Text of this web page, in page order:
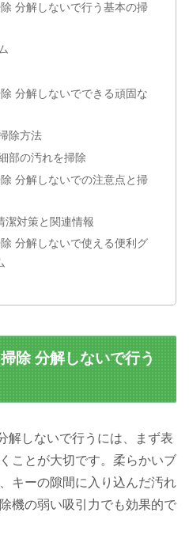
分解しないで行う基本の掃
分解しないでできる頑固な
除方法
部の汚れを掃除
分解しないでの注意点と掃
潔対策と関連情報
分解しないで使える便利グ
除 分解しないで行う
解しないで行うには、まず表
ことが大切です。柔らかいブ
キーの隙間に入り込んだ汚れ
機の弱い吸引力でも効果的で